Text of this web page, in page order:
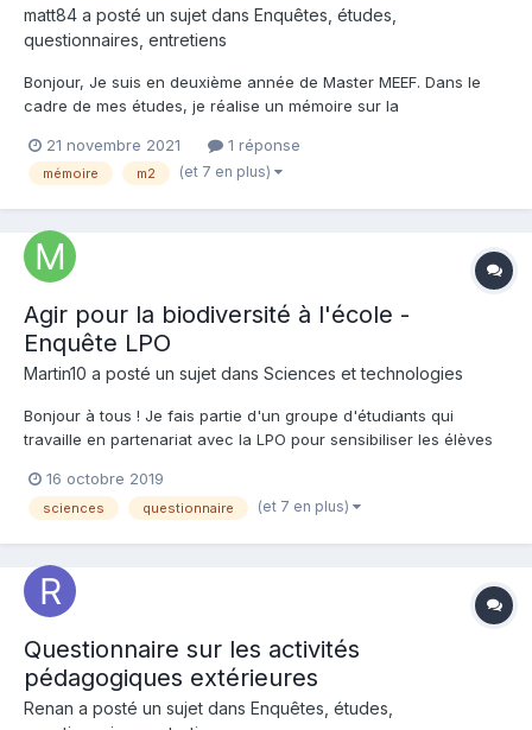
matt84 a posté un sujet dans Enquêtes, études,
questionnaires, entretiens
Bonjour, Je suis en deuxième année de Master MEEF. Dans le
cadre de mes études, je réalise un mémoire sur la
maternelle. Par conséquent, j'ai réalisé un questionnaire afin
d'avoir des retours d'expérience des professeurs des...
21 novembre 2021 1 réponse
mémoire m2 (et 7 en plus)
Agir pour la biodiversité à l'école -
Enquête LPO
Martin10 a posté un sujet dans Sciences et technologies
Bonjour à tous ! Je fais partie d'un groupe d'étudiants qui
travaille en partenariat avec la LPO pour sensibiliser les élèves
disparition des oiseaux en France. Pour cela, nous sommes en
train de développer un nichoir connecté...
16 octobre 2019
sciences questionnaire (et 7 en plus)
Questionnaire sur les activités
pédagogiques extérieures
Renan a posté un sujet dans Enquêtes, études,